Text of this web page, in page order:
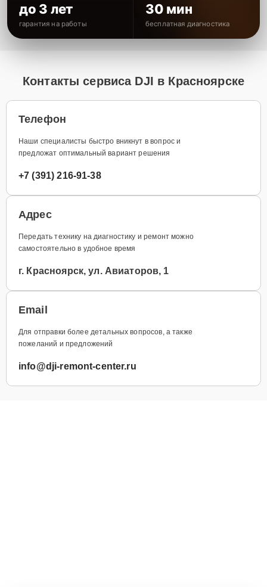
до 3 лет
гарантия на работы
30 мин
бесплатная диагностика
Контакты сервиса DJI в Красноярске
Телефон
Наши специалисты быстро вникнут в вопрос и
предложат оптимальный вариант решения
+7 (391) 216-91-38
Адрес
Передать технику на диагностику и ремонт можно
самостоятельно в удобное время
г. Красноярск, ул. Авиаторов, 1
Email
Для отправки более детальных вопросов, а также
пожеланий и предложений
info@dji-remont-center.ru